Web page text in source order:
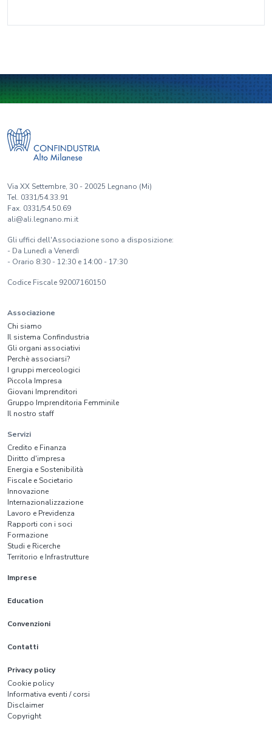
Via XX Settembre, 30 - 20025 Legnano (Mi)
Tel. 0331/54.33.91
Fax. 0331/54.50.69
ali@ali.legnano.mi.it
Gli uffici dell'Associazione sono a disposizione:
- Da Lunedì a Venerdì
- Orario 8:30 - 12:30 e 14:00 - 17:30
Codice Fiscale 92007160150
Associazione
Chi siamo
Il sistema Confindustria
Gli organi associativi
Perchè associarsi?
I gruppi merceologici
Piccola Impresa
Giovani Imprenditori
Gruppo Imprenditoria Femminile
Il nostro staff
Servizi
Credito e Finanza
Diritto d'impresa
Energia e Sostenibilità
Fiscale e Societario
Innovazione
Internazionalizzazione
Lavoro e Previdenza
Rapporti con i soci
Formazione
Studi e Ricerche
Territorio e Infrastrutture
Imprese
Education
Convenzioni
Contatti
Privacy policy
Cookie policy
Informativa eventi / corsi
Disclaimer
Copyright